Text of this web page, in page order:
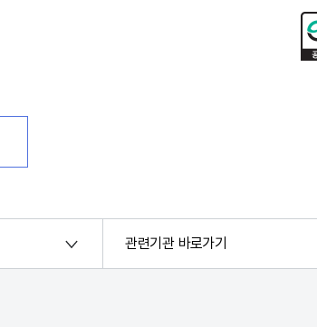
관련기관 바로가기